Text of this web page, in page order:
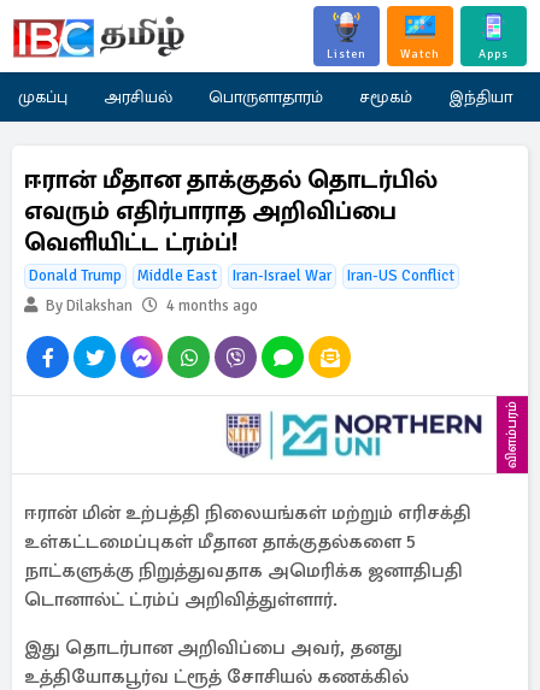
Listen Watch Apps
முகப்பு அரசியல் பொருளாதாரம் சமூகம் இந்தியா
ஈரான் மீதான தாக்குதல் தொடர்பில்
எவரும் எதிர்பாராத அறிவிப்பை
வெளியிட்ட ட்ரம்ப்!
Donald Trump Middle East Iran-Israel War
Iran-US Conflict
By Dilakshan
4 months ago
விளம்பரம்
ஈரான் மின் உற்பத்தி நிலையங்கள் மற்றும் எரிசக்தி
உள்கட்டமைப்புகள் மீதான தாக்குதல்களை 5
நாட்களுக்கு நிறுத்துவதாக அமெரிக்க ஜனாதிபதி
டொனால்ட் ட்ரம்ப் அறிவித்துள்ளார்.
இது தொடர்பான அறிவிப்பை அவர், தனது
உத்தியோகபூர்வ ட்ரூத் சோசியல் கணக்கில்